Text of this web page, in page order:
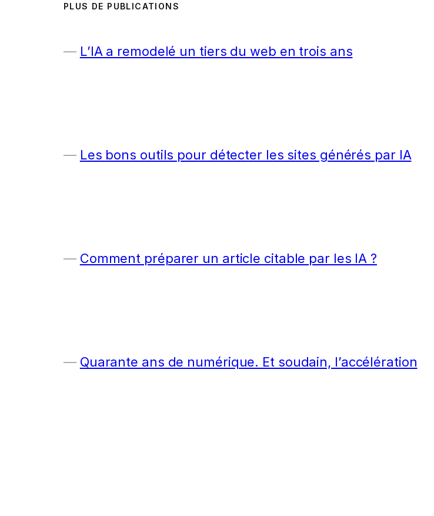
PLUS DE PUBLICATIONS
L’IA a remodelé un tiers du web en trois ans
Les bons outils pour détecter les sites générés par IA
Comment préparer un article citable par les IA ?
Quarante ans de numérique. Et soudain, l’accélération